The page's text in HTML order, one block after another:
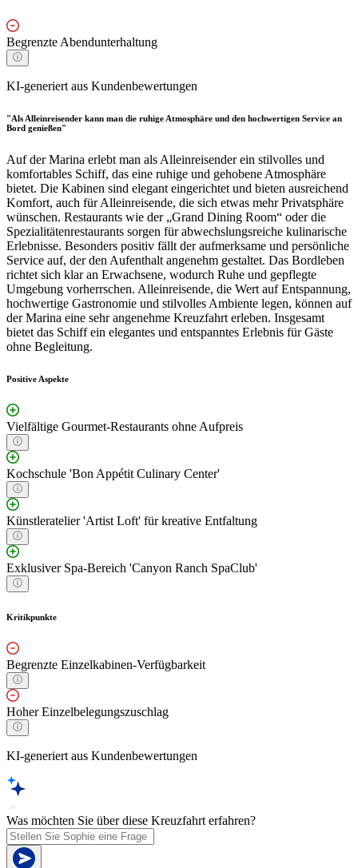
Begrenzte Abendunterhaltung
KI-generiert aus Kundenbewertungen
"Als Alleinreisender kann man die ruhige Atmosphäre und den hochwertigen Service an
Bord genießen"
Auf der Marina erlebt man als Alleinreisender ein stilvolles und
komfortables Schiff, das eine ruhige und gehobene Atmosphäre
bietet. Die Kabinen sind elegant eingerichtet und bieten ausreichend
Komfort, auch für Alleinreisende, die sich etwas mehr Privatsphäre
wünschen. Restaurants wie der „Grand Dining Room“ oder die
Spezialitätenrestaurants sorgen für abwechslungsreiche kulinarische
Erlebnisse. Besonders positiv fällt der aufmerksame und persönliche
Service auf, der den Aufenthalt angenehm gestaltet. Das Bordleben
richtet sich klar an Erwachsene, wodurch Ruhe und gepflegte
Umgebung vorherrschen. Alleinreisende, die Wert auf Entspannung,
hochwertige Gastronomie und stilvolles Ambiente legen, können auf
der Marina eine sehr angenehme Kreuzfahrt erleben. Insgesamt
bietet das Schiff ein elegantes und entspanntes Erlebnis für Gäste
ohne Begleitung.
Positive Aspekte
Vielfältige Gourmet-Restaurants ohne Aufpreis
Kochschule 'Bon Appétit Culinary Center'
Künstleratelier 'Artist Loft' für kreative Entfaltung
Exklusiver Spa-Bereich 'Canyon Ranch SpaClub'
Kritikpunkte
Begrenzte Einzelkabinen-Verfügbarkeit
Hoher Einzelbelegungszuschlag
KI-generiert aus Kundenbewertungen
Was möchten Sie über diese Kreuzfahrt erfahren?